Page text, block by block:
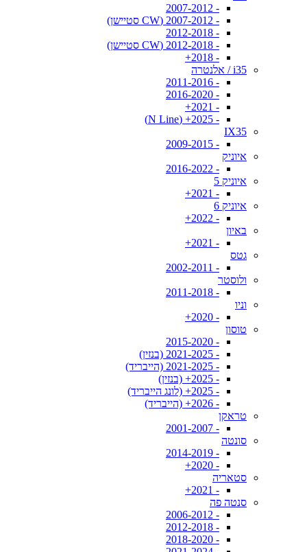
- 2007-2012
- 2007-2012 (CW סטיישן)
- 2012-2018
- 2012-2018 (CW סטיישן)
- 2018+
i35 / אלנטרה
- 2011-2016
- 2016-2020
- 2021+
- 2025+ (N Line)
IX35
- 2009-2015
איוניק
- 2016-2022
איוניק 5
- 2021+
איוניק 6
- 2022+
באיון
- 2021+
גטס
- 2002-2011
ולוסטר
- 2011-2018
וניו
- 2020+
טוסון
- 2015-2020
- 2021-2025 (בנזין)
- 2021-2025 (הייבריד)
- 2025+ (בנזין)
- 2025+ (לונג הייבריד)
- 2026+ (הייבריד)
טראקן
- 2001-2007
סונטה
- 2014-2019
- 2020+
סטאריה
- 2021+
סנטה פה
- 2006-2012
- 2012-2018
- 2018-2020